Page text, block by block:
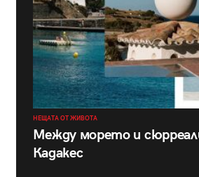
НЕЩАТА ОТ ЖИВОТА
Между морето и
Кадакес